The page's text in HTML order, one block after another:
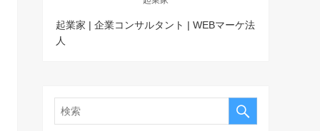
起業家 | 企業コンサルタント | WEBマーケ法
人